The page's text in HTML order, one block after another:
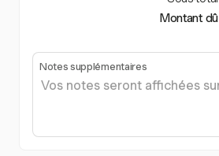
Montant dû
Notes supplémentaires